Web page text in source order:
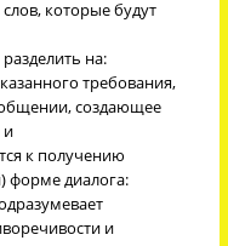
которые будут
на:
требования,
создающее
и
к получению
форме диалога:
и